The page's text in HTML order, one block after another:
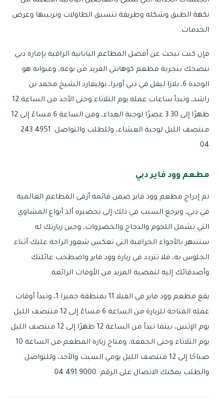
نكهة الطبق وشكله وطريقة تنسيق الطاولات وترتيبها وعرض
الخدمات.
فإن كنت تبحث عن أفضل المطاعم اليابانية الراقية بإمارة دبي
ننصحك بتجربة مطعم كوهانتي الفريد من نوعه، وعنوانه هو:
الوحدة 6، بلازا ليفل في دبي أوبرا، بوليفارد الشيخ محمد بن
راشد، وتبدأ ساعات عمله يوم الثلاثاء وحتى الأحد من الساعة 12
ظهرًا إلى 3:30 عصرًا لوجبة الغداء، ومن الساعة 6 مساءً إلى 12
منتصف الليل لوجبة العشاء، وللطلب والتواصل: 4951 243
04
مطعم وود فاير دبي
تم إدراج مطعم وود فاير ضمن قائمة أرقى المطاعم العالمية
في دبي، ويرجع السبب في ذلك إلى تحضيره ألذ أنواع المشاوي
التي تشمل اللحوم والدجاج والخضروات، وحين زيارتك له
ستنبهر بالأجواء الخرافية التي تعكس شعور الراحة عليك أثناء
الجلوس به، فلا تتردد في زيارة وود فاير واصطحب عائلتك
وأصدقائك إليه لتمضية المزيد من الأوقات الرائعة.
يقع مطعم وود فاير في الفيلا 11 بمنطقة جميرا 1، وتبدأ أوقات
عمله المتاحة للزيارة من الساعة 6 مساءً إلى 12 منتصف الليل
يوم الإثنين، بينما تبدأ من الساعة 12 ظهرًا إلى 12 منتصف الليل
يوم الثلاثاء وحتى الجمعة، ومتاح زيارة المطعم من الساعة 10
صباحًا إلى 12 منتصف الليل يومي السبت والأحد، وللتواصل
والطلب يمكنك الاتصال على الرقم: 9000 491 04